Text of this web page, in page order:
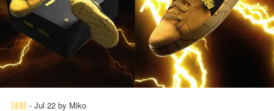
球鞋 - Jul 22 by Miko